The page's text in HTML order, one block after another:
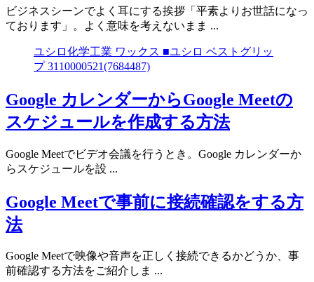
ビジネスシーンでよく耳にする挨拶「平素よりお世話になっ
ております」。よく意味を考えないまま ...
ユシロ化学工業 ワックス ■ユシロ ベストグリッ
プ 3110000521(7684487)
Google カレンダーからGoogle Meetの
スケジュールを作成する方法
Google Meetでビデオ会議を行うとき。Google カレンダーか
らスケジュールを設 ...
Google Meetで事前に接続確認をする方
法
Google Meetで映像や音声を正しく接続できるかどうか、事
前確認する方法をご紹介しま ...